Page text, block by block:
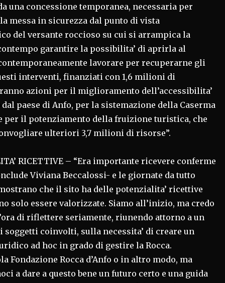
una concessione temporanea, necessaria per
messa in sicurezza dal punto di vista
del versante roccioso su cui si arrampica la
garantire la possibilita’ di aprirla al
lavorare per recuperarne gli
interventi, finanziati con 1,6 milioni di
azioni per il miglioramento dell’accessibilita’
dal paese di Anfo, per la sistemazione della Caserma
per il potenziamento della fruizione turistica, che
ulteriori 3,7 milioni di risorse”.
RICETTIVE – “Era importante ricevere conferme
Viviana Beccalossi- e le giornate da tutto
che il sito ha delle potenzialita’ ricettive
solo essere valorizzate. Siamo all’inizio, ma credo
di riflettere seriamente, riunendo attorno a un
soggetti coinvolti, sulla necessita’ di creare un
ad hoc in grado di gestire la Rocca.
Fondazione Rocca d’Anfo o in altro modo, ma
a dare a questo bene un futuro certo e una guida